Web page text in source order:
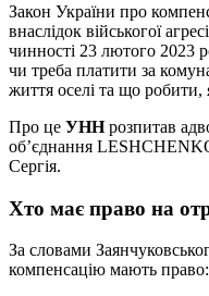
Закон України про
внаслідок військогої
чинності 23 лютого 2023
чи треба платити за
життя оселі та що
Про це УННрозпитав
обʼєднання
Сергія.
Хто має право на
За словами
компенсацію мають право: